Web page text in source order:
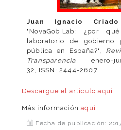
Juan Ignacio
"NovaGob.Lab: ¿por
laboratorio de gobierno
pública en España?",
Transparencia, enero-
32, ISSN: 2444-2607.
Descargue el artículoaquí
Más informaciónaquí
Fecha de publicación: